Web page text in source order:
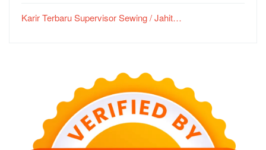
Karir Terbaru Supervisor Sewing / Jahit…